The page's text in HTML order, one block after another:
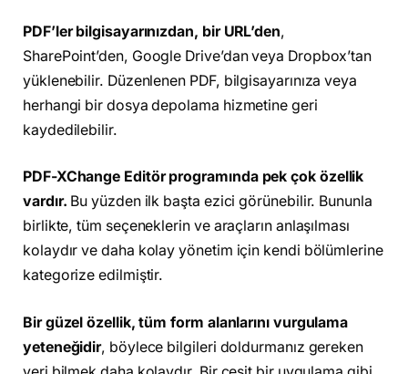
PDF’ler bilgisayarınızdan, bir URL’den,
SharePoint’den, Google Drive’dan veya Dropbox’tan
yüklenebilir. Düzenlenen PDF, bilgisayarınıza veya
herhangi bir dosya depolama hizmetine geri
kaydedilebilir.
PDF-XChange Editör programında pek çok özellik
vardır. Bu yüzden ilk başta ezici görünebilir. Bununla
birlikte, tüm seçeneklerin ve araçların anlaşılması
kolaydır ve daha kolay yönetim için kendi bölümlerine
kategorize edilmiştir.
Bir güzel özellik, tüm form alanlarını vurgulama
yeteneğidir, böylece bilgileri doldurmanız gereken